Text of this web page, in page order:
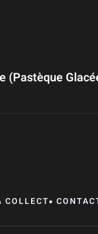
(Pastèque
COLLECT